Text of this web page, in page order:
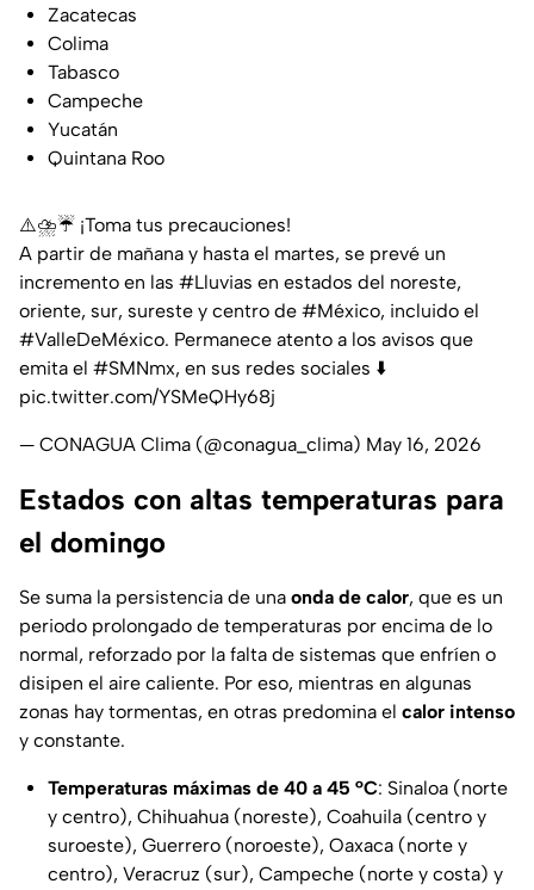
Zacatecas
Colima
Tabasco
Campeche
Yucatán
Quintana Roo
⚠️⛈️☔️ ¡Toma tus precauciones!
A partir de mañana y hasta el martes, se prevé un
incremento en las #Lluvias en estados del noreste,
oriente, sur, sureste y centro de #México, incluido el
#ValleDeMéxico. Permanece atento a los avisos que
emita el #SMNmx, en sus redes sociales ⬇️
pic.twitter.com/YSMeQHy68j
— CONAGUA Clima (@conagua_clima) May 16, 2026
Estados con altas temperaturas para
el domingo
Se suma la persistencia de una onda de calor, que es un
periodo prolongado de temperaturas por encima de lo
normal, reforzado por la falta de sistemas que enfríen o
disipen el aire caliente. Por eso, mientras en algunas
zonas hay tormentas, en otras predomina el calor intenso
y constante.
Temperaturas máximas de 40 a 45 °C: Sinaloa (norte
y centro), Chihuahua (noreste), Coahuila (centro y
suroeste), Guerrero (noroeste), Oaxaca (norte y
centro), Veracruz (sur), Campeche (norte y costa) y